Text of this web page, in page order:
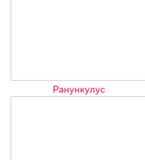
Ранункулус